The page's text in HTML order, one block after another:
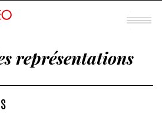
Spectacle mentalisme
Sous chapiteau
INTUMUS
représentations